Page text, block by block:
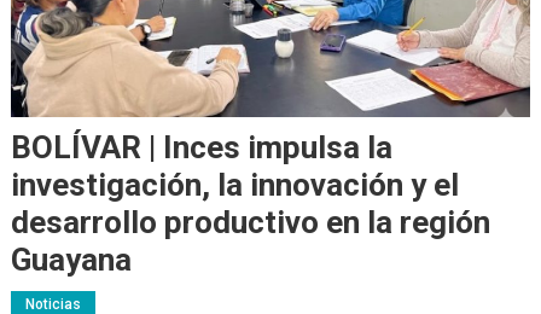
BOLÍVAR | Inces impulsa la
investigación, la innovación y el
desarrollo productivo en la región
Guayana
Noticias